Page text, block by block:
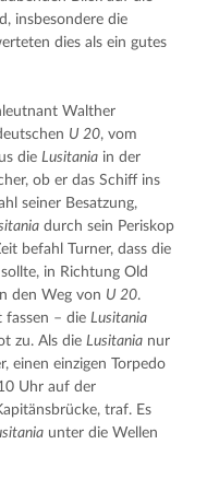
insbesondere die
dies als ein gutes
Walther
U 20, vom
die Lusitania in der
ob er das Schiff ins
seiner Besatzung,
durch sein Periskop
in Richtung Old
den Weg von U 20.
fassen – die Lusitania
zu. Als die Lusitania nur
einen einzigen Torpedo
Uhr auf der
traf. Es
unter die Wellen